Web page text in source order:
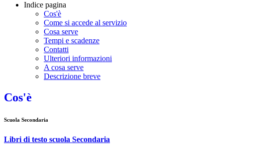
Indice pagina
Cos'è
Come si accede al servizio
Cosa serve
Tempi e scadenze
Contatti
Ulteriori informazioni
A cosa serve
Descrizione breve
Cos'è
Scuola Secondaria
Libri di testo scuola Secondaria